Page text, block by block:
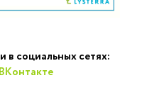
в социальных сетях:
ВКонтакте